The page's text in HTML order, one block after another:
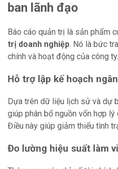
ban lãnh đạo
Báo cáo quản trị là sản phẩm
trị doanh nghiệp. Nó là bức
chính và hoạt động của công ty.
Hỗ trợ lập kế hoạch
Dựa trên dữ liệu lịch sử và dự
giúp phân bổ nguồn vốn hợp
Điều này giúp giảm thiểu tình
Đo lường hiệu suất làm